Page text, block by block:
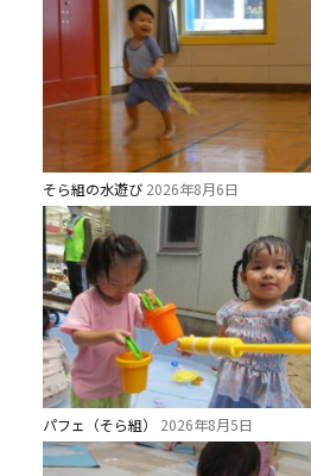
そら組の水遊び 2026年8月6日
パフェ（そら組） 2026年8月5日